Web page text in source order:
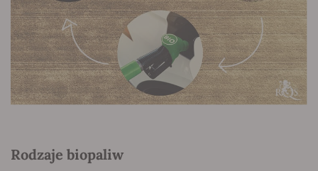
Rodzaje biopaliw